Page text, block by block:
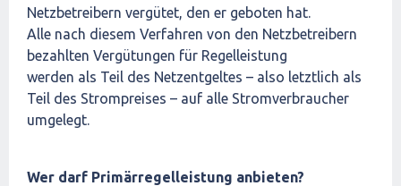
Netzbetreibern vergütet, den er geboten hat.
Alle nach diesem Verfahren von den Netzbetreibern
bezahlten Vergütungen für Regelleistung
werden als Teil des Netzentgeltes – also letztlich als
Teil des Strompreises – auf alle Stromverbraucher
umgelegt.
Wer darf Primärregelleistung anbieten?